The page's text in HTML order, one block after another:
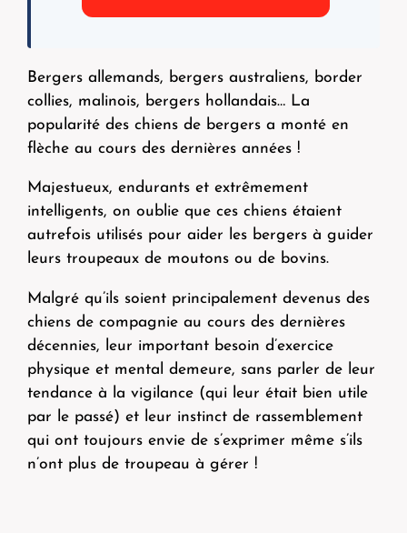
Bergers allemands, bergers australiens, border
collies, malinois, bergers hollandais… La
popularité des chiens de bergers a monté en
flèche au cours des dernières années !
Majestueux, endurants et extrêmement
intelligents, on oublie que ces chiens étaient
autrefois utilisés pour aider les bergers à guider
leurs troupeaux de moutons ou de bovins.
Malgré qu’ils soient principalement devenus des
chiens de compagnie au cours des dernières
décennies, leur important besoin d’exercice
physique et mental demeure, sans parler de leur
tendance à la vigilance (qui leur était bien utile
par le passé) et leur instinct de rassemblement
qui ont toujours envie de s’exprimer même s’ils
n’ont plus de troupeau à gérer !